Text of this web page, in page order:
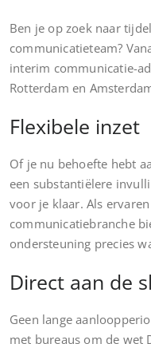
Ben je op zoek naar
communicatieteam?
interim communicatie-
Rotterdam en
Flexibele inzet
Of je nu behoefte hebt
een substantiëlere
voor je klaar. Als ervaren
communicatiebranche
ondersteuning precies
Direct aan de
Geen lange
met bureaus om de wet